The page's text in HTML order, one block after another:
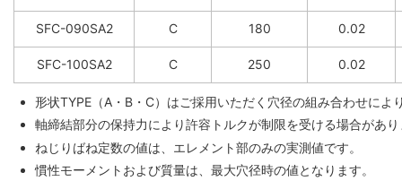
SFC-090SA2 C 180 0.02
SFC-100SA2 C 250 0.02
形状TYPE（A・B・C）はご採用いただく穴径の組み合わせに
軸締結部分の保持力により許容トルクが制限を受ける場合があ
ねじりばね定数の値は、エレメント部のみの実測値です。
慣性モーメントおよび質量は、最大穴径時の値となります。